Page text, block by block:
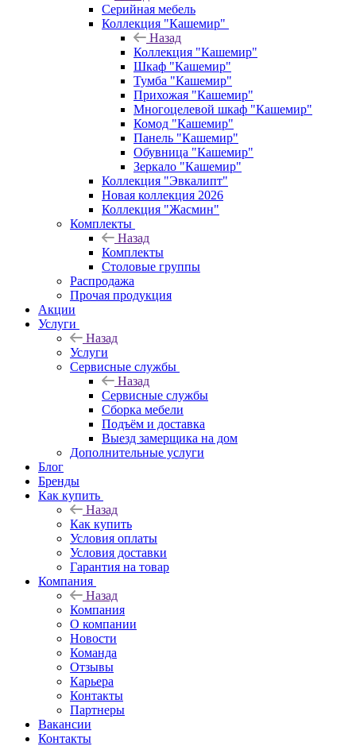
Серийная мебель
Коллекция "Кашемир"
Назад
Коллекция "Кашемир"
Шкаф "Кашемир"
Тумба "Кашемир"
Прихожая "Кашемир"
Многоцелевой шкаф "Кашемир"
Комод "Кашемир"
Панель "Кашемир"
Обувница "Кашемир"
Зеркало "Кашемир"
Коллекция "Эвкалипт"
Новая коллекция 2026
Коллекция "Жасмин"
Комплекты
Назад
Комплекты
Столовые группы
Распродажа
Прочая продукция
Акции
Услуги
Назад
Услуги
Сервисные службы
Назад
Сервисные службы
Сборка мебели
Подъём и доставка
Выезд замерщика на дом
Дополнительные услуги
Блог
Бренды
Как купить
Назад
Как купить
Условия оплаты
Условия доставки
Гарантия на товар
Компания
Назад
Компания
О компании
Новости
Команда
Отзывы
Карьера
Контакты
Партнеры
Вакансии
Контакты